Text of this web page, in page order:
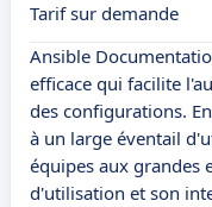
Tarif sur demande
Ansible
efficace qui facilite
des configurations.
à un large éventail
équipes aux grandes
d'utilisation et son